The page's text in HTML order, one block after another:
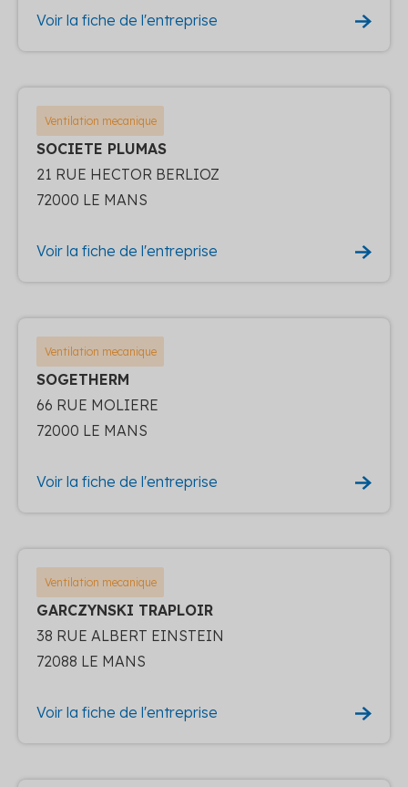
Voir la fiche de l'entreprise
Ventilation mecanique
SOCIETE PLUMAS
21 RUE HECTOR BERLIOZ
72000 LE MANS
Voir la fiche de l'entreprise
Ventilation mecanique
SOGETHERM
66 RUE MOLIERE
72000 LE MANS
Voir la fiche de l'entreprise
Ventilation mecanique
GARCZYNSKI TRAPLOIR
38 RUE ALBERT EINSTEIN
72088 LE MANS
Voir la fiche de l'entreprise